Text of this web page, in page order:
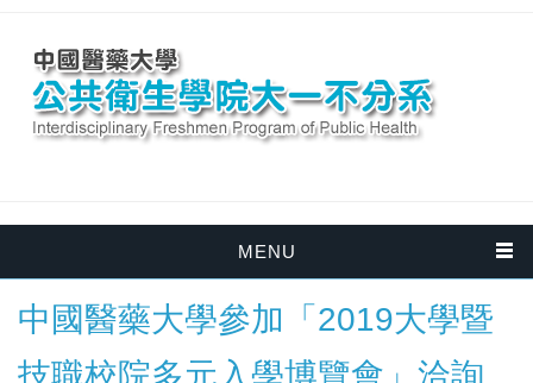
MENU
中國醫藥大學參加「2019大學暨
技職校院多元入學博覽會」洽詢